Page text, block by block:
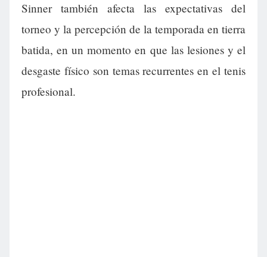
Sinner también afecta las expectativas del
torneo y la percepción de la temporada en tierra
batida, en un momento en que las lesiones y el
desgaste físico son temas recurrentes en el tenis
profesional.